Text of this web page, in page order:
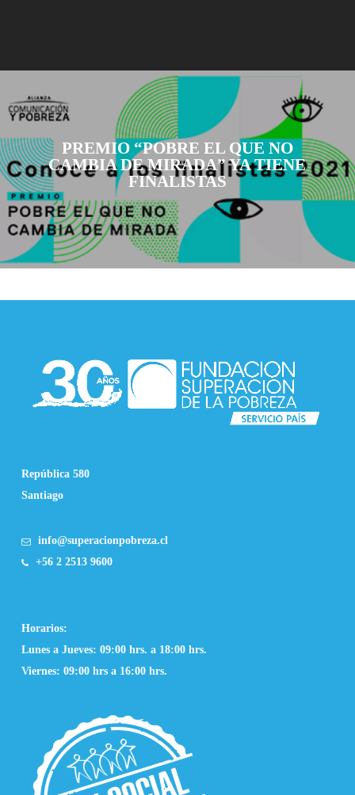
PREMIO “POBRE EL QUE NO
CAMBIA DE MIRADA” YA TIENE
FINALISTAS
República 580
Santiago
info@superacionpobreza.cl
+56 2 2513 9600
Horarios:
Lunes a Jueves: 09:00 hrs. a 18:00 hrs.
Viernes: 09:00 hrs a 16:00 hrs.